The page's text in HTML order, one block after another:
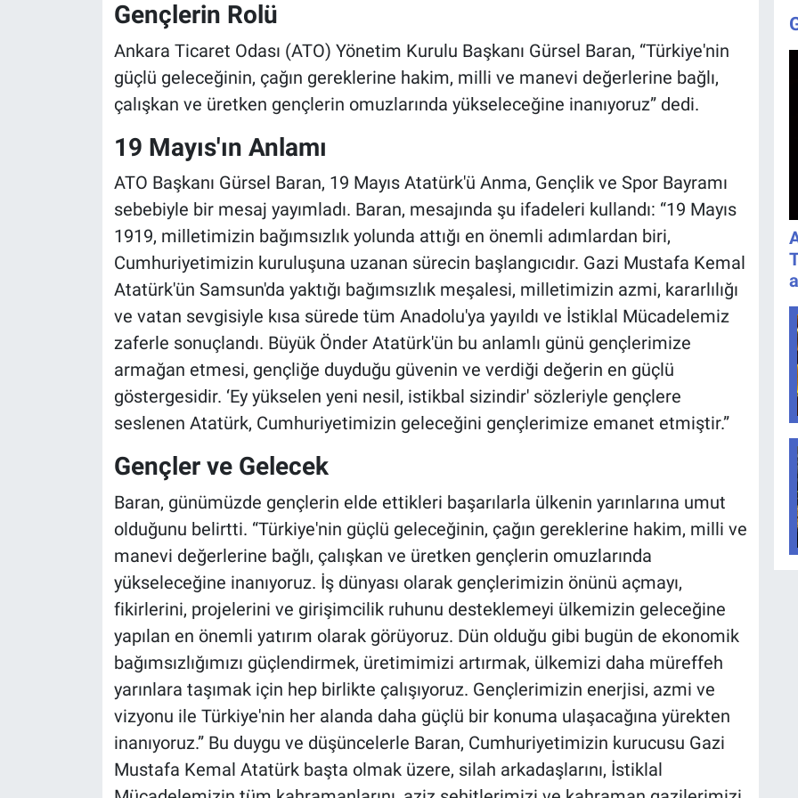
Gençlerin Rolü
Ankara Ticaret Odası (ATO) Yönetim Kurulu Başkanı Gürsel Baran, “Türkiye'nin
güçlü geleceğinin, çağın gereklerine hakim, milli ve manevi değerlerine bağlı,
çalışkan ve üretken gençlerin omuzlarında yükseleceğine inanıyoruz” dedi.
19 Mayıs'ın Anlamı
ATO Başkanı Gürsel Baran, 19 Mayıs Atatürk'ü Anma, Gençlik ve Spor Bayramı
sebebiyle bir mesaj yayımladı. Baran, mesajında şu ifadeleri kullandı: “19 Mayıs
1919, milletimizin bağımsızlık yolunda attığı en önemli adımlardan biri,
Cumhuriyetimizin kuruluşuna uzanan sürecin başlangıcıdır. Gazi Mustafa Kemal
Atatürk'ün Samsun'da yaktığı bağımsızlık meşalesi, milletimizin azmi, kararlılığı
ve vatan sevgisiyle kısa sürede tüm Anadolu'ya yayıldı ve İstiklal Mücadelemiz
zaferle sonuçlandı. Büyük Önder Atatürk'ün bu anlamlı günü gençlerimize
armağan etmesi, gençliğe duyduğu güvenin ve verdiği değerin en güçlü
göstergesidir. ‘Ey yükselen yeni nesil, istikbal sizindir' sözleriyle gençlere
seslenen Atatürk, Cumhuriyetimizin geleceğini gençlerimize emanet etmiştir.”
Gençler ve Gelecek
Baran, günümüzde gençlerin elde ettikleri başarılarla ülkenin yarınlarına umut
olduğunu belirtti. “Türkiye'nin güçlü geleceğinin, çağın gereklerine hakim, milli ve
manevi değerlerine bağlı, çalışkan ve üretken gençlerin omuzlarında
yükseleceğine inanıyoruz. İş dünyası olarak gençlerimizin önünü açmayı,
fikirlerini, projelerini ve girişimcilik ruhunu desteklemeyi ülkemizin geleceğine
yapılan en önemli yatırım olarak görüyoruz. Dün olduğu gibi bugün de ekonomik
bağımsızlığımızı güçlendirmek, üretimimizi artırmak, ülkemizi daha müreffeh
yarınlara taşımak için hep birlikte çalışıyoruz. Gençlerimizin enerjisi, azmi ve
vizyonu ile Türkiye'nin her alanda daha güçlü bir konuma ulaşacağına yürekten
inanıyoruz.” Bu duygu ve düşüncelerle Baran, Cumhuriyetimizin kurucusu Gazi
Mustafa Kemal Atatürk başta olmak üzere, silah arkadaşlarını, İstiklal